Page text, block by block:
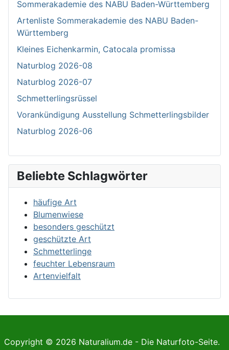
Sommerakademie des NABU Baden-Württemberg
Artenliste Sommerakademie des NABU Baden-
Württemberg
Kleines Eichenkarmin, Catocala promissa
Naturblog 2026-08
Naturblog 2026-07
Schmetterlingsrüssel
Vorankündigung Ausstellung Schmetterlingsbilder
Naturblog 2026-06
Beliebte Schlagwörter
häufige Art
Blumenwiese
besonders geschützt
geschützte Art
Schmetterlinge
feuchter Lebensraum
Artenvielfalt
Copyright © 2026 Naturalium.de - Die Naturfoto-Seite.